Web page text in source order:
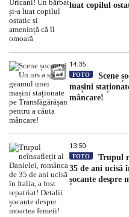
luat copilul
14:35
FOTO
Scene
mașini
mâncare!
13:50
FOTO
Trupul
35 de ani
șocante despre